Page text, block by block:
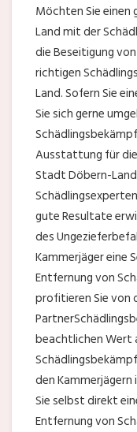
Möchten Sie
Land mit der
die Beseitigung
richtigen
Land. Sofern Sie
Sie sich gerne
Ausstattung für
Stadt Döbern-
gute Resultate
des
Kammerjäger eine
Entfernung von
profitieren Sie von
beachtlichen Wert
den
Sie selbst direkt
Entfernung von